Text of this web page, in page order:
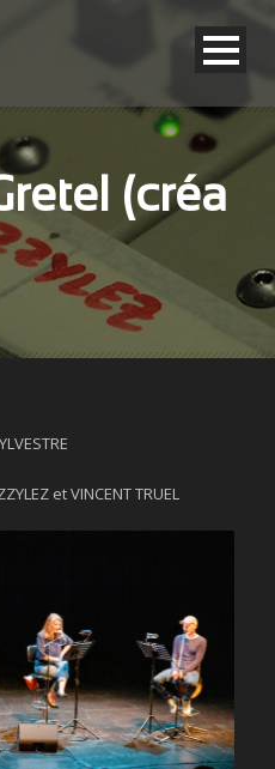
(créa
et VINCENT TRUEL